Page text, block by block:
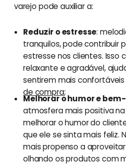
varejo pode auxiliar a:
Reduzir o estresse:
tranquilos, pode contribuir
estresse nos clientes. Isso
relaxante e agradável,
sentirem mais
de compra;
Melhorar o humor e
atmosfera mais positiva
melhorar o humor do
que ele se sinta mais feliz.
mais propenso a
olhando os produtos com